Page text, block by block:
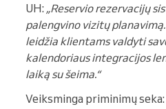
UH: „Reservio rezervacijų
palengvino vizitų
leidžia klientams valdyti
kalendoriaus integracijos
laiką su šeima.“
Veiksminga priminimų seka: